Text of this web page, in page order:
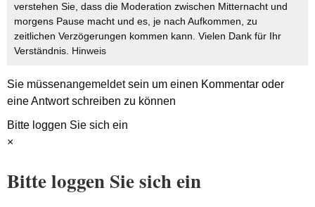
verstehen Sie, dass die Moderation zwischen Mitternacht und
morgens Pause macht und es, je nach Aufkommen, zu
zeitlichen Verzögerungen kommen kann. Vielen Dank für Ihr
Verständnis. Hinweis
Sie müssenangemeldetsein um einen Kommentar oder
eine Antwort schreiben zu können
Bitte loggen Sie sich ein
×
Bitte loggen Sie sich ein